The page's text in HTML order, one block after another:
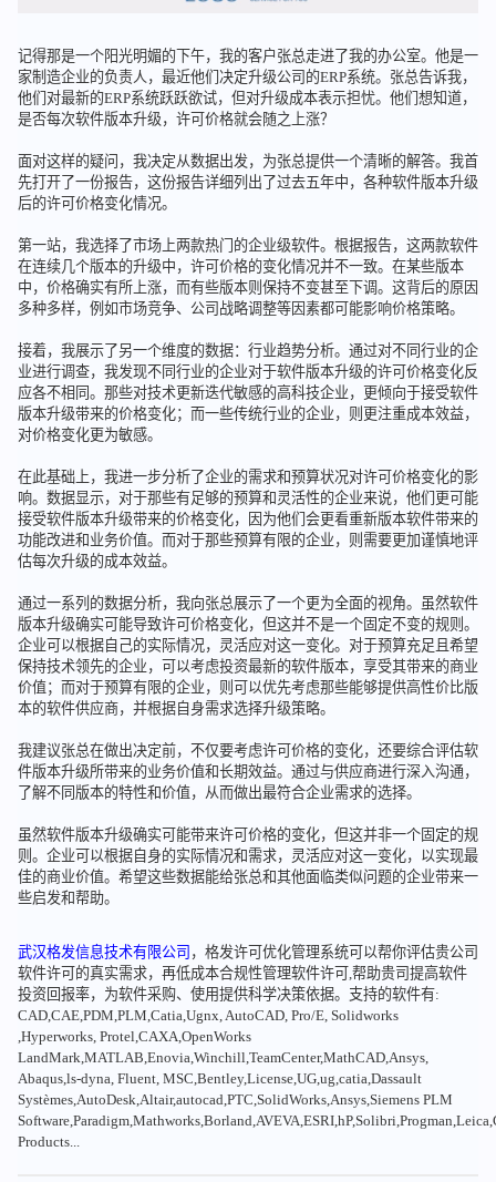
记得那是一个阳光明媚的下午，我的客户张总走进了我的办公室。他是一
家制造企业的负责人，最近他们决定升级公司的ERP系统。张总告诉我，
他们对最新的ERP系统跃跃欲试，但对升级成本表示担忧。他们想知道，
是否每次软件版本升级，许可价格就会随之上涨？
面对这样的疑问，我决定从数据出发，为张总提供一个清晰的解答。我首
先打开了一份报告，这份报告详细列出了过去五年中，各种软件版本升级
后的许可价格变化情况。
第一站，我选择了市场上两款热门的企业级软件。根据报告，这两款软件
在连续几个版本的升级中，许可价格的变化情况并不一致。在某些版本
中，价格确实有所上涨，而有些版本则保持不变甚至下调。这背后的原因
多种多样，例如市场竞争、公司战略调整等因素都可能影响价格策略。
接着，我展示了另一个维度的数据：行业趋势分析。通过对不同行业的企
业进行调查，我发现不同行业的企业对于软件版本升级的许可价格变化反
应各不相同。那些对技术更新迭代敏感的高科技企业，更倾向于接受软件
版本升级带来的价格变化；而一些传统行业的企业，则更注重成本效益，
对价格变化更为敏感。
在此基础上，我进一步分析了企业的需求和预算状况对许可价格变化的影
响。数据显示，对于那些有足够的预算和灵活性的企业来说，他们更可能
接受软件版本升级带来的价格变化，因为他们会更看重新版本软件带来的
功能改进和业务价值。而对于那些预算有限的企业，则需要更加谨慎地评
估每次升级的成本效益。
通过一系列的数据分析，我向张总展示了一个更为全面的视角。虽然软件
版本升级确实可能导致许可价格变化，但这并不是一个固定不变的规则。
企业可以根据自己的实际情况，灵活应对这一变化。对于预算充足且希望
保持技术领先的企业，可以考虑投资最新的软件版本，享受其带来的商业
价值；而对于预算有限的企业，则可以优先考虑那些能够提供高性价比版
本的软件供应商，并根据自身需求选择升级策略。
我建议张总在做出决定前，不仅要考虑许可价格的变化，还要综合评估软
件版本升级所带来的业务价值和长期效益。通过与供应商进行深入沟通，
了解不同版本的特性和价值，从而做出最符合企业需求的选择。
虽然软件版本升级确实可能带来许可价格的变化，但这并非一个固定的规
则。企业可以根据自身的实际情况和需求，灵活应对这一变化，以实现最
佳的商业价值。希望这些数据能给张总和其他面临类似问题的企业带来一
些启发和帮助。
武汉格发信息技术有限公司 ，格发许可优化管理系统可以帮你评估贵公司
软件许可的真实需求，再低成本合规性管理软件许可,帮助贵司提高软件
投资回报率，为软件采购、使用提供科学决策依据。支持的软件有:
CAD,CAE,PDM,PLM,Catia,Ugnx, AutoCAD, Pro/E, Solidworks
,Hyperworks, Protel,CAXA,OpenWorks
LandMark,MATLAB,Enovia,Winchill,TeamCenter,MathCAD,Ansys,
Abaqus,ls-dyna, Fluent, MSC,Bentley,License,UG,ug,catia,Dassault
Systèmes,AutoDesk,Altair,autocad,PTC,SolidWorks,Ansys,Siemens PLM
Products...